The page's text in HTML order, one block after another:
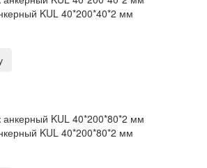
KUL 40*200*40*2 мм
KUL 40*200*80*2 мм